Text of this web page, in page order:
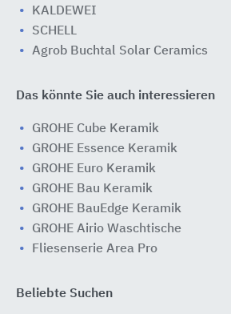
KALDEWEI
SCHELL
Agrob Buchtal Solar Ceramics
Das könnte Sie auch interessieren
GROHE Cube Keramik
GROHE Essence Keramik
GROHE Euro Keramik
GROHE Bau Keramik
GROHE BauEdge Keramik
GROHE Airio Waschtische
Fliesenserie Area Pro
Beliebte Suchen